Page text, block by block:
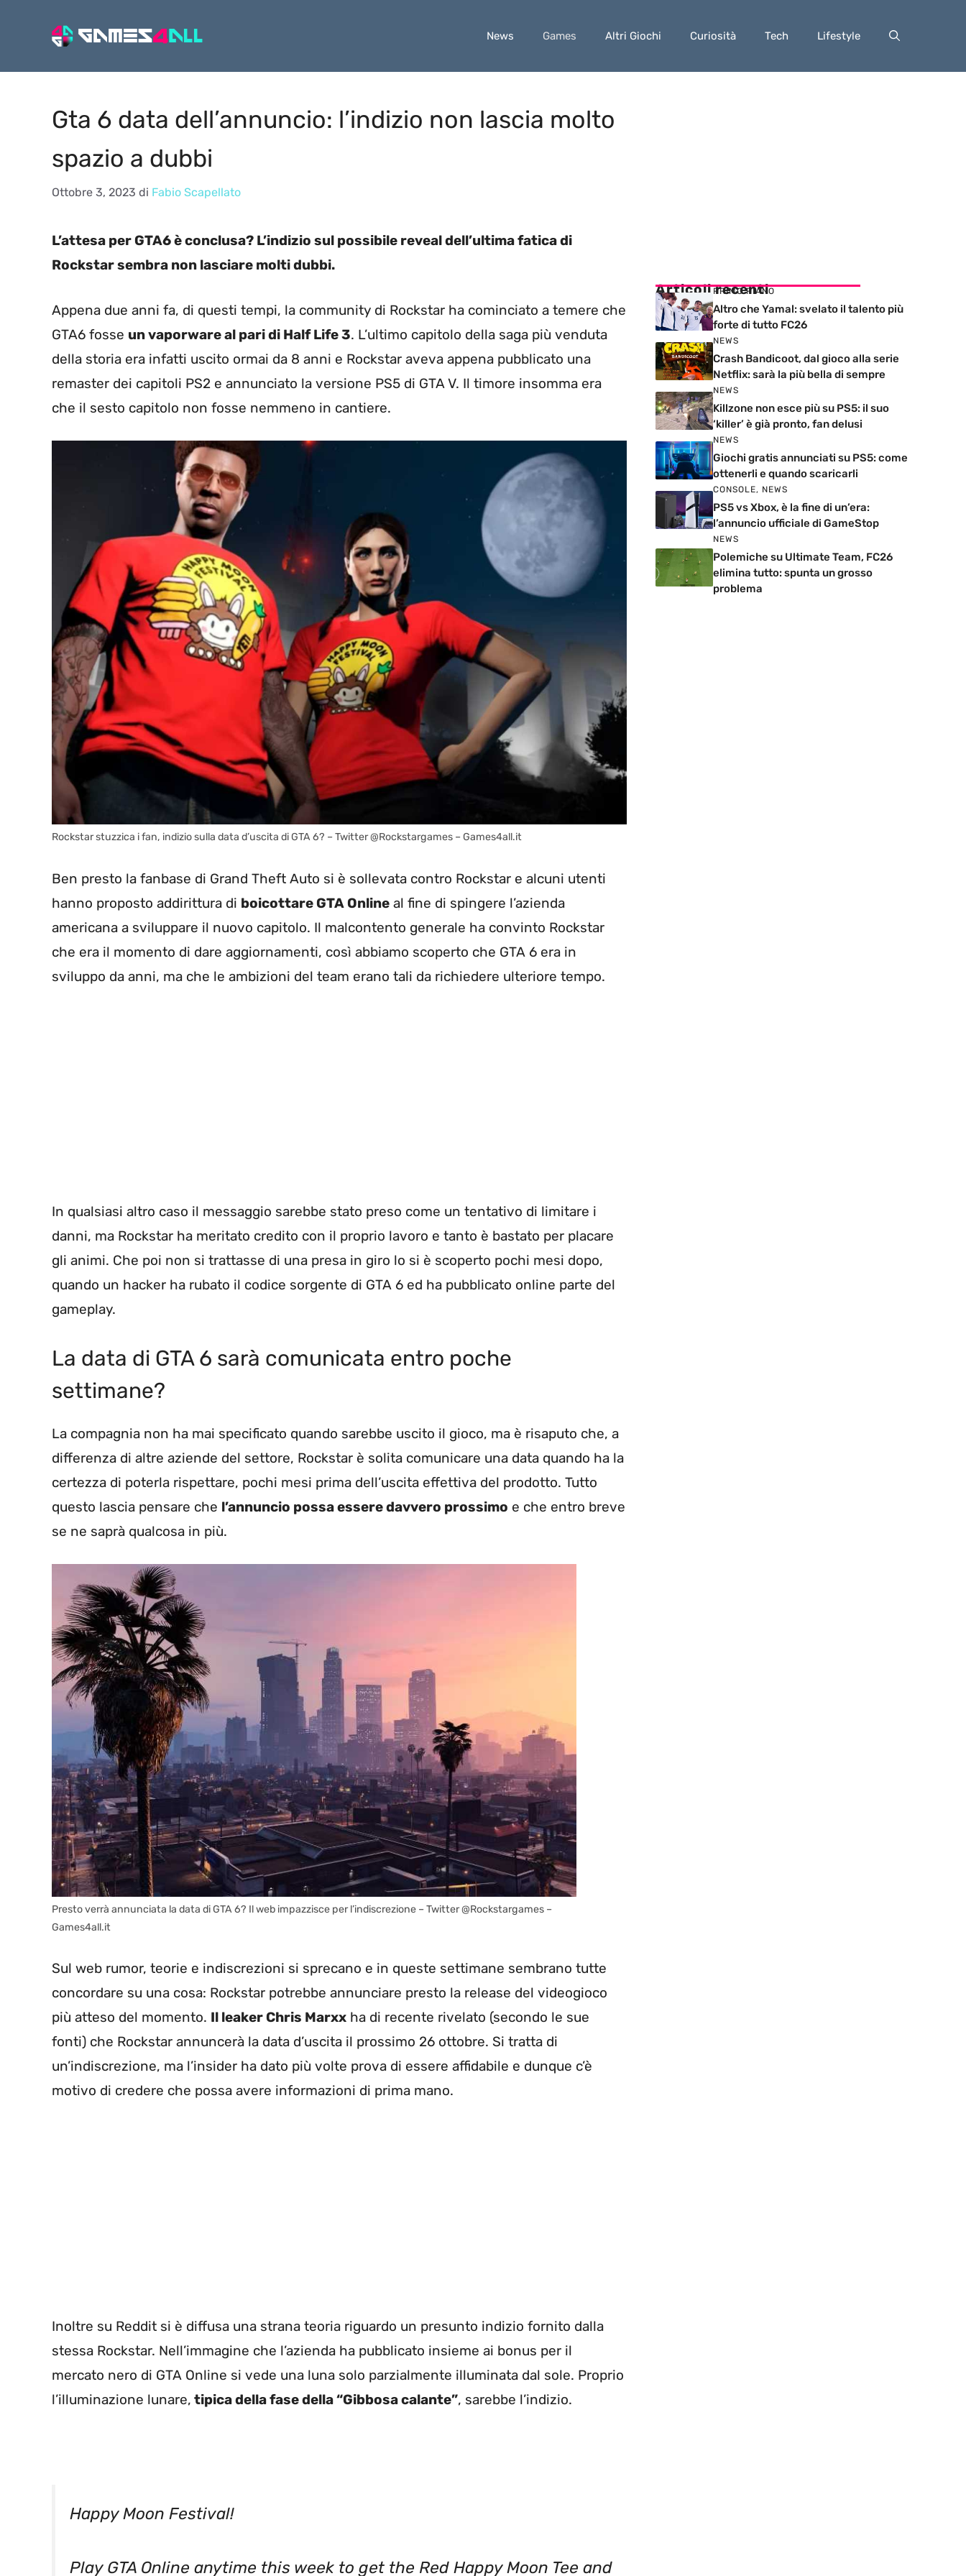
News Games Altri Giochi Curiosità Tech Lifestyle
Gta 6 data dell’annuncio: l’indizio non lascia molto
spazio a dubbi
Ottobre 3, 2023 di Fabio Scapellato
L’attesa per GTA6 è conclusa? L’indizio sul possibile reveal dell’ultima fatica di
Rockstar sembra non lasciare molti dubbi.
Appena due anni fa, di questi tempi, la community di Rockstar ha cominciato a temere che
GTA6 fosse un vaporware al pari di Half Life 3. L’ultimo capitolo della saga più venduta
della storia era infatti uscito ormai da 8 anni e Rockstar aveva appena pubblicato una
remaster dei capitoli PS2 e annunciato la versione PS5 di GTA V. Il timore insomma era
che il sesto capitolo non fosse nemmeno in cantiere.
Rockstar stuzzica i fan, indizio sulla data d’uscita di GTA 6? – Twitter @Rockstargames – Games4all.it
Ben presto la fanbase di Grand Theft Auto si è sollevata contro Rockstar e alcuni utenti
hanno proposto addirittura di boicottare GTA Online al fine di spingere l’azienda
americana a sviluppare il nuovo capitolo. Il malcontento generale ha convinto Rockstar
che era il momento di dare aggiornamenti, così abbiamo scoperto che GTA 6 era in
sviluppo da anni, ma che le ambizioni del team erano tali da richiedere ulteriore tempo.
In qualsiasi altro caso il messaggio sarebbe stato preso come un tentativo di limitare i
danni, ma Rockstar ha meritato credito con il proprio lavoro e tanto è bastato per placare
gli animi. Che poi non si trattasse di una presa in giro lo si è scoperto pochi mesi dopo,
quando un hacker ha rubato il codice sorgente di GTA 6 ed ha pubblicato online parte del
gameplay.
La data di GTA 6 sarà comunicata entro poche
settimane?
La compagnia non ha mai specificato quando sarebbe uscito il gioco, ma è risaputo che, a
differenza di altre aziende del settore, Rockstar è solita comunicare una data quando ha la
certezza di poterla rispettare, pochi mesi prima dell’uscita effettiva del prodotto. Tutto
questo lascia pensare che l’annuncio possa essere davvero prossimo e che entro breve
se ne saprà qualcosa in più.
Presto verrà annunciata la data di GTA 6? Il web impazzisce per l’indiscrezione – Twitter @Rockstargames –
Games4all.it
Sul web rumor, teorie e indiscrezioni si sprecano e in queste settimane sembrano tutte
concordare su una cosa: Rockstar potrebbe annunciare presto la release del videogioco
più atteso del momento. Il leaker Chris Marxx ha di recente rivelato (secondo le sue
fonti) che Rockstar annuncerà la data d’uscita il prossimo 26 ottobre. Si tratta di
un’indiscrezione, ma l’insider ha dato più volte prova di essere affidabile e dunque c’è
motivo di credere che possa avere informazioni di prima mano.
Inoltre su Reddit si è diffusa una strana teoria riguardo un presunto indizio fornito dalla
stessa Rockstar. Nell’immagine che l’azienda ha pubblicato insieme ai bonus per il
mercato nero di GTA Online si vede una luna solo parzialmente illuminata dal sole. Proprio
l’illuminazione lunare, tipica della fase della “Gibbosa calante”, sarebbe l’indizio.
Happy Moon Festival!
Play GTA Online anytime this week to get the Red Happy Moon Tee and
Articoli recenti
PRIMO PIANO
Altro che Yamal: svelato il talento più
forte di tutto FC26
NEWS
Crash Bandicoot, dal gioco alla serie
Netflix: sarà la più bella di sempre
NEWS
Killzone non esce più su PS5: il suo
‘killer’ è già pronto, fan delusi
NEWS
Giochi gratis annunciati su PS5: come
ottenerli e quando scaricarli
CONSOLE, NEWS
PS5 vs Xbox, è la fine di un’era:
l’annuncio ufficiale di GameStop
NEWS
Polemiche su Ultimate Team, FC26
elimina tutto: spunta un grosso
problema